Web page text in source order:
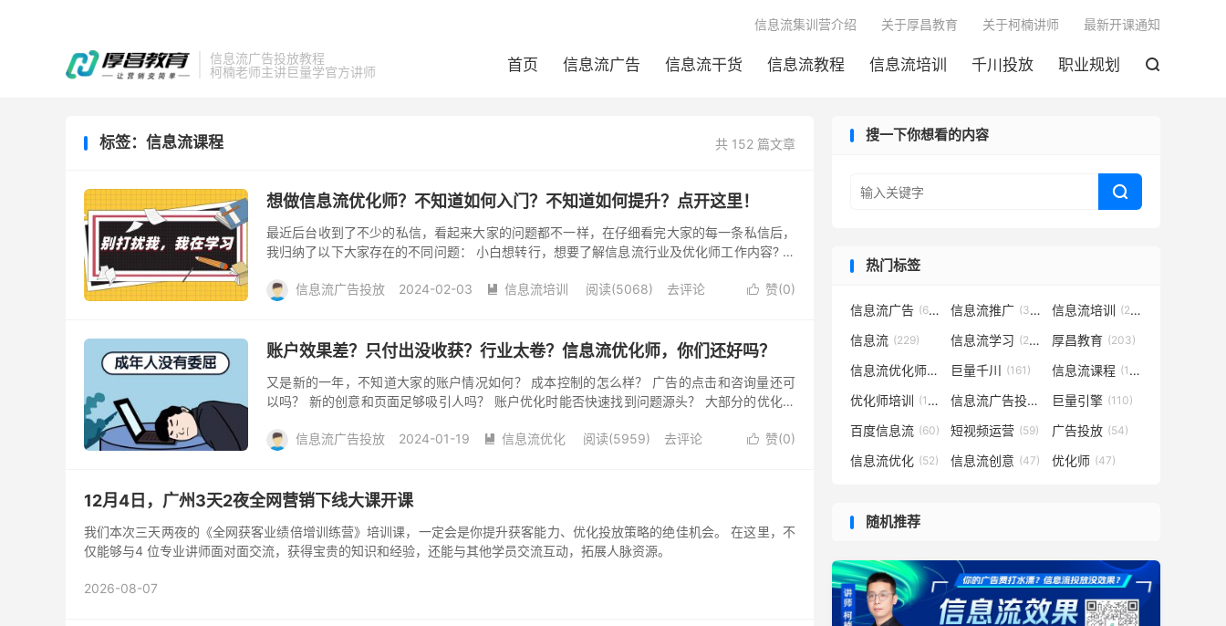
信息流广告投放教程
柯楠老师主讲巨量学官方讲师
首页 信息流广告 信息流干货 信息流教程 信息流培训 千川投放 职业规划 
信息流集训营介绍 关于厚昌教育 关于柯楠讲师 最新开课通知
共 152 篇文章
标签：信息流课程
想做信息流优化师？不知道如何入门？不知道如何提升？点开这里！
最近后台收到了不少的私信，看起来大家的问题都不一样，在仔细看完大家的每一条私信后，
我归纳了以下大家存在的不同问题： 小白想转行，想要了解信息流行业及优化师工作内容? 新
 赞(0)
信息流广告投放 2024-02-03  信息流培训 阅读(5068) 去评论
账户效果差？只付出没收获？行业太卷？信息流优化师，你们还好吗？
又是新的一年，不知道大家的账户情况如何？ 成本控制的怎么样？ 广告的点击和咨询量还可
以吗？ 新的创意和页面足够吸引人吗？ 账户优化时能否快速找到问题源头？ 大部分的优化师
 赞(0)
信息流广告投放 2024-01-19  信息流优化 阅读(5959) 去评论
12月4日，广州3天2夜全网营销下线大课开课
我们本次三天两夜的《全网获客业绩倍增训练营》培训课，一定会是你提升获客能力、优化投放策略的绝佳机会。 在这里，不
仅能够与4 位专业讲师面对面交流，获得宝贵的知识和经验，还能与其他学员交流互动，拓展人脉资源。
2026-08-07
搜一下你想看的内容

热门标签
信息流广告 (683) 信息流推广 (301) 信息流培训 (252)
信息流 (229) 信息流学习 (221) 厚昌教育 (203)
信息流优化师(182)巨量千川 (161) 信息流课程 (152)
优化师培训 (133) 信息流广告投放 (127)
巨量引擎 (110)
百度信息流 (60) 短视频运营 (59) 广告投放 (54)
信息流优化 (52) 信息流创意 (47) 优化师 (47)
随机推荐